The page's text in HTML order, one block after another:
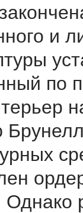
и
по
Однако